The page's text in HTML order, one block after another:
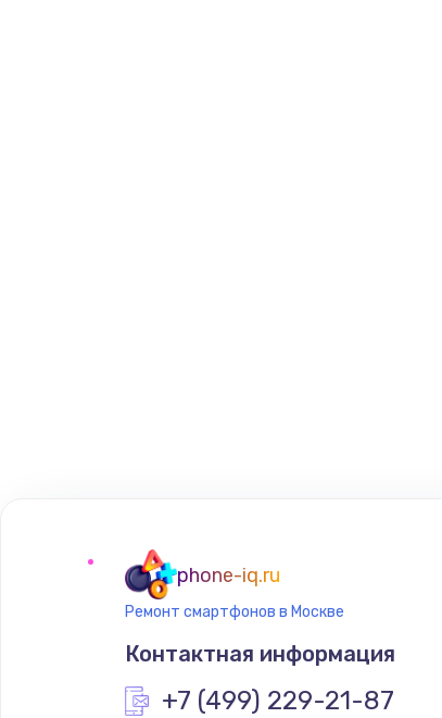
phone-iq.ru
Ремонт смартфонов в Москве
Контактная информация
+7 (499) 229-21-87